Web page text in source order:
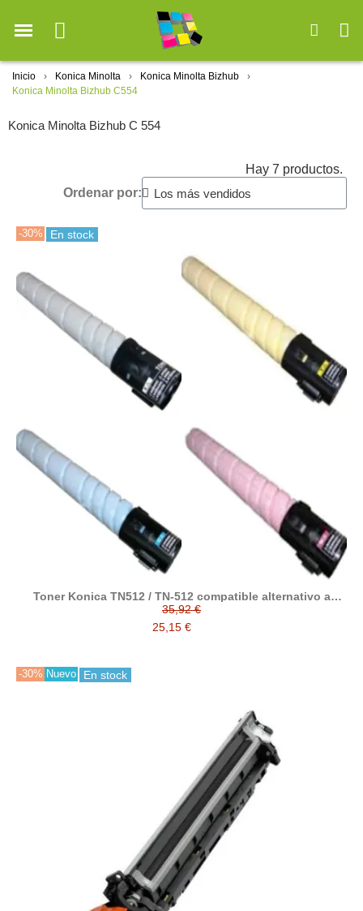
Inicio Konica Minolta
Konica Minolta Bizhub
Konica Minolta Bizhub C554
Konica Minolta Bizhub C 554
Hay 7 productos.
Ordenar por:
-30% En stock
Toner Konica TN512 / TN-512 compatible alternativo a
A33K152 / A33K252 / A33K352 / A33K452
35,92 €
25,15 €
-30% Nuevo En stock